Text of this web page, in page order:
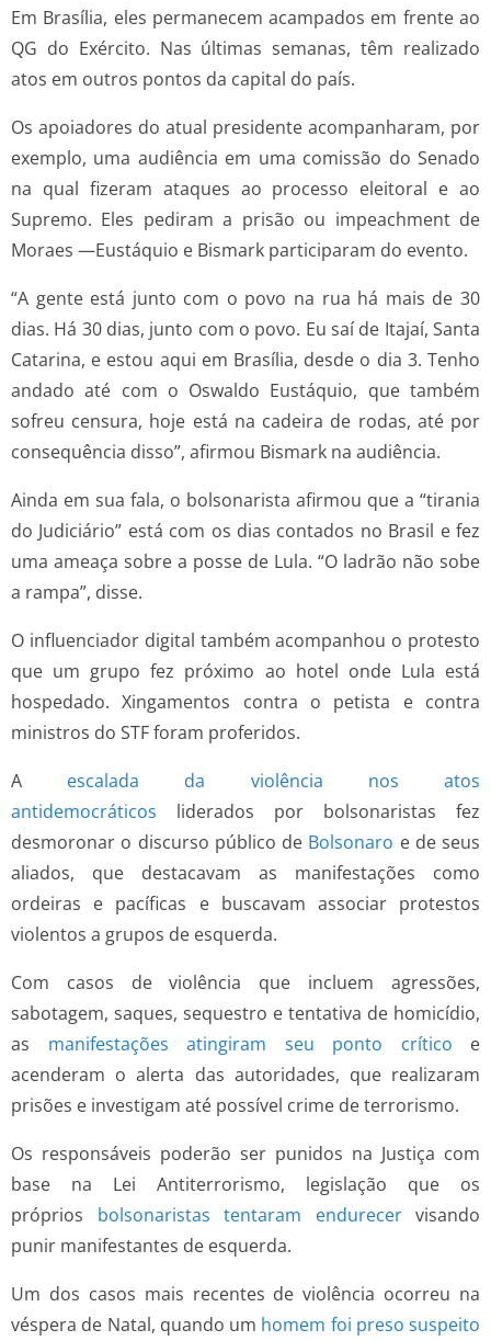
Em Brasília, eles permanecem acampados em frente ao
QG do Exército. Nas últimas semanas, têm realizado
atos em outros pontos da capital do país.
Os apoiadores do atual presidente acompanharam, por
exemplo, uma audiência em uma comissão do Senado
na qual fizeram ataques ao processo eleitoral e ao
Supremo. Eles pediram a prisão ou impeachment de
Moraes —Eustáquio e Bismark participaram do evento.
“A gente está junto com o povo na rua há mais de 30
dias. Há 30 dias, junto com o povo. Eu saí de Itajaí, Santa
Catarina, e estou aqui em Brasília, desde o dia 3. Tenho
andado até com o Oswaldo Eustáquio, que também
sofreu censura, hoje está na cadeira de rodas, até por
consequência disso”, afirmou Bismark na audiência.
Ainda em sua fala, o bolsonarista afirmou que a “tirania
do Judiciário” está com os dias contados no Brasil e fez
uma ameaça sobre a posse de Lula. “O ladrão não sobe
a rampa”, disse.
O influenciador digital também acompanhou o protesto
que um grupo fez próximo ao hotel onde Lula está
hospedado. Xingamentos contra o petista e contra
ministros do STF foram proferidos.
A escalada da violência nos atos
antidemocráticos liderados por bolsonaristas fez
desmoronar o discurso público de Bolsonaro e de seus
aliados, que destacavam as manifestações como
ordeiras e pacíficas e buscavam associar protestos
violentos a grupos de esquerda.
Com casos de violência que incluem agressões,
sabotagem, saques, sequestro e tentativa de homicídio,
as manifestações atingiram seu ponto crítico e
acenderam o alerta das autoridades, que realizaram
prisões e investigam até possível crime de terrorismo.
Os responsáveis poderão ser punidos na Justiça com
base na Lei Antiterrorismo, legislação que os
próprios bolsonaristas tentaram endurecervisando
punir manifestantes de esquerda.
Um dos casos mais recentes de violência ocorreu na
véspera de Natal, quando um homem foi preso suspeito